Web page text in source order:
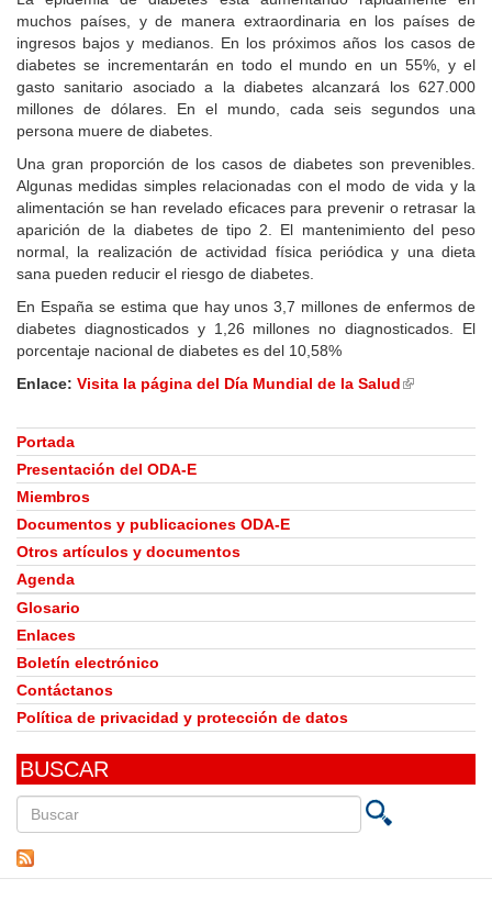
muchos países, y de manera extraordinaria en los países de
ingresos bajos y medianos. En los próximos años los casos de
diabetes se incrementarán en todo el mundo en un 55%, y el
gasto sanitario asociado a la diabetes alcanzará los 627.000
millones de dólares. En el mundo, cada seis segundos una
persona muere de diabetes.
Una gran proporción de los casos de diabetes son prevenibles.
Algunas medidas simples relacionadas con el modo de vida y la
alimentación se han revelado eficaces para prevenir o retrasar la
aparición de la diabetes de tipo 2. El mantenimiento del peso
normal, la realización de actividad física periódica y una dieta
sana pueden reducir el riesgo de diabetes.
En España se estima que hay unos 3,7 millones de enfermos de
diabetes diagnosticados y 1,26 millones no diagnosticados. El
porcentaje nacional de diabetes es del 10,58%
Enlace: Visita la página del Día Mundial de la Salud(link
external)
Portada
Presentación del ODA-E
Miembros
Documentos y publicaciones ODA-E
Otros artículos y documentos
Agenda
Glosario
Enlaces
Boletín electrónico
Contáctanos
Política de privacidad y protección de datos
BUSCAR
en